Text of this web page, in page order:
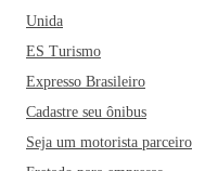
Unida
ES Turismo
Expresso Brasileiro
Cadastre seu ônibus
Seja um motorista parceiro